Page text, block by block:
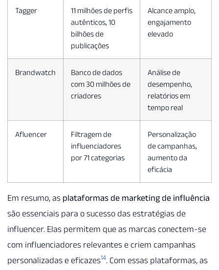
Tagger
11 milhões de perfis
autênticos, 10
bilhões de
publicações
Alcance amplo,
engajamento
elevado
Brandwatch
Banco de dados
com 30 milhões de
criadores
Análise de
desempenho,
relatórios em
tempo real
Afluencer
Filtragem de
influenciadores
por 71 categorias
Personalização
de campanhas,
aumento da
eficácia
Em resumo, as plataformas de marketing de influência
são essenciais para o sucesso das estratégias de
influencer. Elas permitem que as marcas conectem-se
com influenciadores relevantes e criem campanhas
personalizadas e eficazes14. Com essas plataformas, as